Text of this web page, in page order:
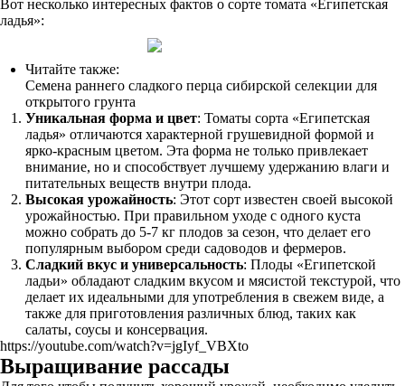
Вот несколько интересных фактов о сорте томата «Египетская
ладья»:
Читайте также:
Семена раннего сладкого перца сибирской селекции для
открытого грунта
Уникальная форма и цвет: Томаты сорта «Египетская
ладья» отличаются характерной грушевидной формой и
ярко-красным цветом. Эта форма не только привлекает
внимание, но и способствует лучшему удержанию влаги и
питательных веществ внутри плода.
Высокая урожайность: Этот сорт известен своей высокой
урожайностью. При правильном уходе с одного куста
можно собрать до 5-7 кг плодов за сезон, что делает его
популярным выбором среди садоводов и фермеров.
Сладкий вкус и универсальность: Плоды «Египетской
ладьи» обладают сладким вкусом и мясистой текстурой, что
делает их идеальными для употребления в свежем виде, а
также для приготовления различных блюд, таких как
салаты, соусы и консервация.
https://youtube.com/watch?v=jgIyf_VBXto
Выращивание рассады